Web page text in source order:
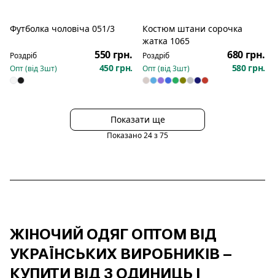
Футболка чоловіча 051/3
Роздріб 550 грн.
Опт (від3шт) 450 грн.
Костюм штани сорочка
жатка 1065
Роздріб 680 грн.
Опт (від3шт) 580 грн.
Показати ще
Показано24з75
ЖІНОЧИЙ ОДЯГ ОПТОМ ВІД
УКРАЇНСЬКИХ ВИРОБНИКІВ –
КУПИТИ ВІД 3 ОДИНИЦЬ |